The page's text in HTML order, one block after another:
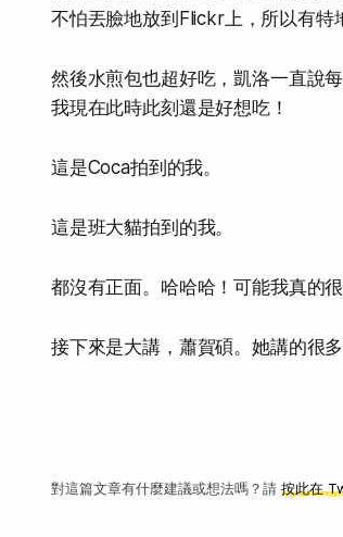
不怕丟臉地放到Flickr上，所以有特
然後水煎包也超好吃，凱洛一直說
我現在此時此刻還是好想吃！
這是Coca拍到的我。
這是班大貓拍到的我。
都沒有正面。哈哈哈！可能我真的
接下來是大講，蕭賀碩。她講的很
對這篇文章有什麼建議或想法嗎？請 按此在